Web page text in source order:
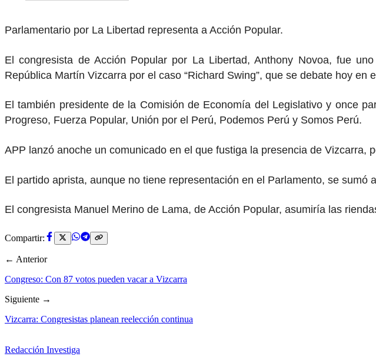
Parlamentario por La Libertad representa a Acción Popular.
El congresista de Acción Popular por La Libertad, Anthony Novoa, fue
República Martín Vizcarra por el caso “Richard Swing”, que se debate hoy en
El también presidente de la Comisión de Economía del Legislativo y once
Progreso, Fuerza Popular, Unión por el Perú, Podemos Perú y Somos Perú.
APP lanzó anoche un comunicado en el que fustiga la presencia de
El partido aprista, aunque no tiene representación en el Parlamento, se
El congresista Manuel Merino de Lama, de Acción Popular, asumiría las
Compartir:
← Anterior
Congreso: Con 87 votos pueden vacar a Vizcarra
Siguiente →
Vizcarra: Congresistas planean reelección continua
Redacción Investiga